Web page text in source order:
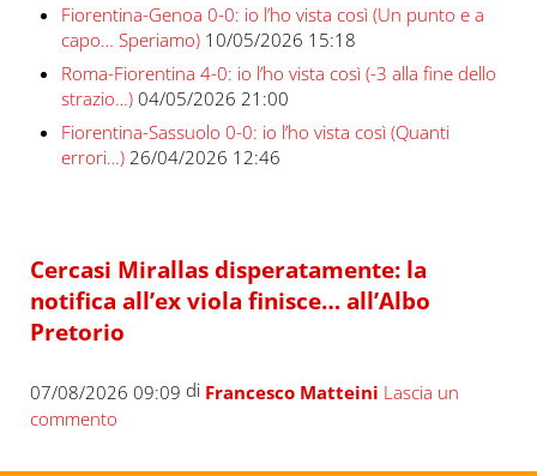
Fiorentina-Genoa 0-0: io l’ho vista così (Un punto e a
capo… Speriamo) 10/05/2026 15:18
Roma-Fiorentina 4-0: io l’ho vista così (-3 alla fine dello
strazio…) 04/05/2026 21:00
Fiorentina-Sassuolo 0-0: io l’ho vista così (Quanti
errori…) 26/04/2026 12:46
Cercasi Mirallas disperatamente: la
notifica all’ex viola finisce… all’Albo
Pretorio
07/08/2026 09:09 di Francesco Matteini Lascia un
commento